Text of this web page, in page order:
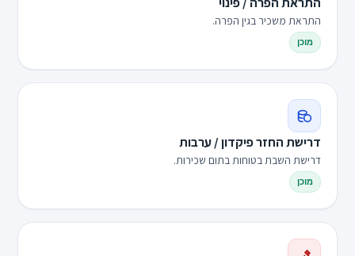
התראת משכיר בגין הפרה.
מוכן
דרישת החזר פיקדון / ערבות
דרישת השבת בטוחות בתום שכירות.
מוכן